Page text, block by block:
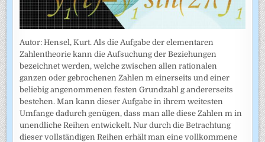
Autor: Hensel, Kurt. Als die Aufgabe der elementaren
Zahlentheorie kann die Aufsuchung der Beziehungen
bezeichnet werden, welche zwischen allen rationalen
ganzen oder gebrochenen Zahlen m einerseits und einer
beliebig angenommenen festen Grundzahl g andererseits
bestehen. Man kann dieser Aufgabe in ihrem weitesten
Umfange dadurch genügen, dass man alle diese Zahlen m in
unendliche Reihen entwickelt. Nur durch die Betrachtung
dieser vollständigen Reihen erhält man eine vollkommene